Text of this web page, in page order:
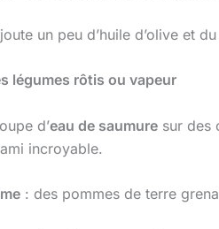
un peu d’huile d’olive et
légumes rôtis ou vapeur
d’eau de saumure sur des
incroyable.
: des pommes de terre